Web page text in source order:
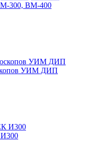
300, ВМ-400
УИМ ДИП